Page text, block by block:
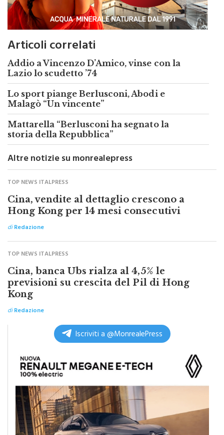
Articoli correlati
Addio a Vincenzo D’Amico, vinse con la
Lazio lo scudetto ’74
Lo sport piange Berlusconi, Abodi e
Malagò “Un vincente”
Mattarella “Berlusconi ha segnato la
storia della Repubblica”
Altre notizie su monrealepress
TOP NEWS ITALPRESS
Cina, vendite al dettaglio crescono a
Hong Kong per 14 mesi consecutivi
diRedazione
TOP NEWS ITALPRESS
Cina, banca Ubs rialza al 4,5% le
previsioni su crescita del Pil di Hong
Kong
di